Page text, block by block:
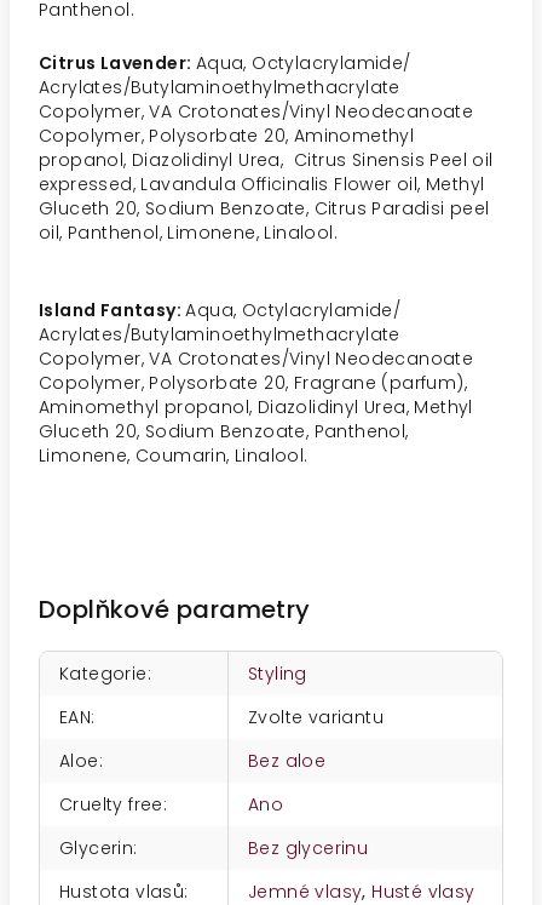
Panthenol.
Citrus Lavender: Aqua, Octylacrylamide/
Acrylates/Butylaminoethylmethacrylate
Copolymer, VA Crotonates/Vinyl Neodecanoate
Copolymer, Polysorbate 20, Aminomethyl
propanol, Diazolidinyl Urea, Citrus Sinensis Peel oil
expressed, Lavandula Officinalis Flower oil, Methyl
Gluceth 20, Sodium Benzoate, Citrus Paradisi peel
oil, Panthenol, Limonene, Linalool.
Island Fantasy:Aqua, Octylacrylamide/
Acrylates/Butylaminoethylmethacrylate
Copolymer, VA Crotonates/Vinyl Neodecanoate
Copolymer, Polysorbate 20, Fragrane (parfum),
Aminomethyl propanol, Diazolidinyl Urea, Methyl
Gluceth 20, Sodium Benzoate, Panthenol,
Limonene, Coumarin, Linalool.
Doplňkové parametry
Kategorie:
Styling
EAN:
Zvolte variantu
Aloe:
Bez aloe
Cruelty free:
Ano
Glycerin:
Bez glycerinu
Hustota vlasů: Jemné vlasy, Husté vlasy